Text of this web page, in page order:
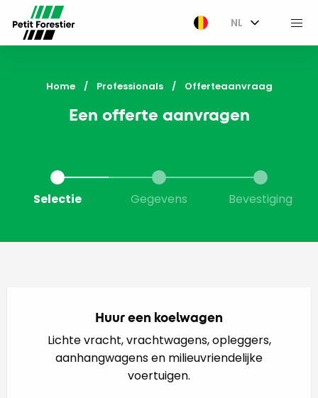
NL
Home Professionals Current:
Offerteaanvraag
Een offerte aanvragen
Selectie Gegevens Bevestiging
Huur een koelwagen
Lichte vracht, vrachtwagens, opleggers,
aanhangwagens en milieuvriendelijke
voertuigen.